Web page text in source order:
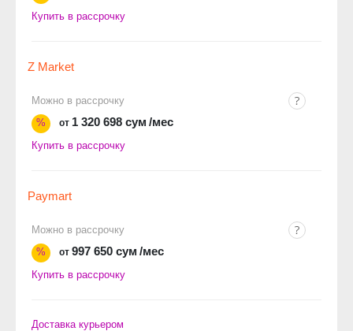
Купить в рассрочку
Z Market
Можно в рассрочку
%
от 1 320 698 сум /мес
Купить в рассрочку
Paymart
Можно в рассрочку
%
от 997 650 сум /мес
Купить в рассрочку
Доставка курьером